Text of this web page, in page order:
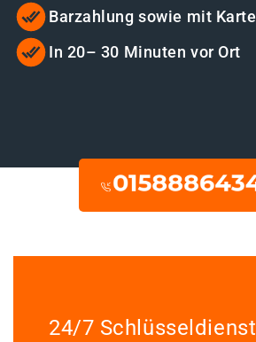
Barzahlung sowie mit
In 20– 30 Minuten vor Ort
24/7